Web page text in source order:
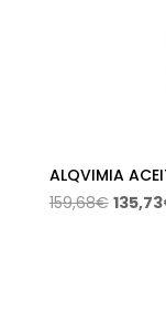
ALQVIMIA
159,68€ El
135,73